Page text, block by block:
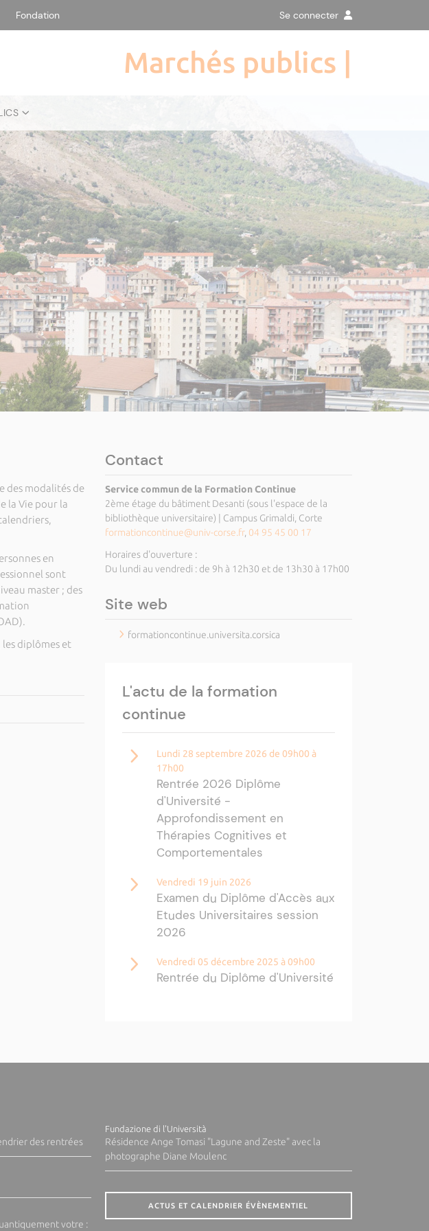
Fondation Se connecter
Marchés publics |
des modalités de
la Vie pour la
en
sont
master ; des
diplômes et
Contact
Service commun de la Formation Continue
2ème étage du bâtiment Desanti (sous l'espace de la
bibliothèque universitaire) | Campus Grimaldi, Corte
formationcontinue@univ-corse.fr, 04 95 45 00 17
Horaires d'ouverture :
Du lundi au vendredi : de 9h à 12h30 et de 13h30 à 17h00
Site web
formationcontinue.universita.corsica
L'actu de la formation
continue
Lundi 28 septembre 2026 de 09h00 à
17h00
Rentrée 2026 Diplôme
d'Université -
Approfondissement en
Thérapies Cognitives et
Comportementales
Vendredi 19 juin 2026
Examen du Diplôme d'Accès aux
Etudes Universitaires session
2026
Vendredi 05 décembre 2025 à 09h00
Rentrée du Diplôme d'Université
Conférence "Sécurité
numérique et puissance
nationale face aux ruptures
des rentrées
votre :
Fundazione di l'Università
Résidence Ange Tomasi "Lagune and Zeste" avec la
photographe Diane Moulenc
ACTUS ET CALENDRIER ÉVÈNEMENTIEL